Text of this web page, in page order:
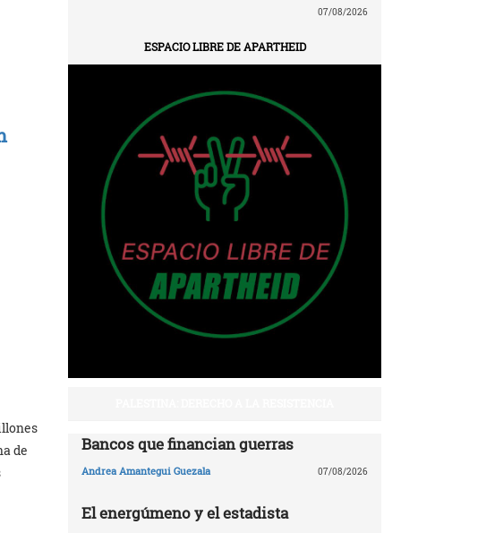
de
07/08/2026
ESPACIO LIBRE DE APARTHEID
Bancos que financian guerras
Andrea Amantegui Guezala 07/08/2026
El energúmeno y el estadista